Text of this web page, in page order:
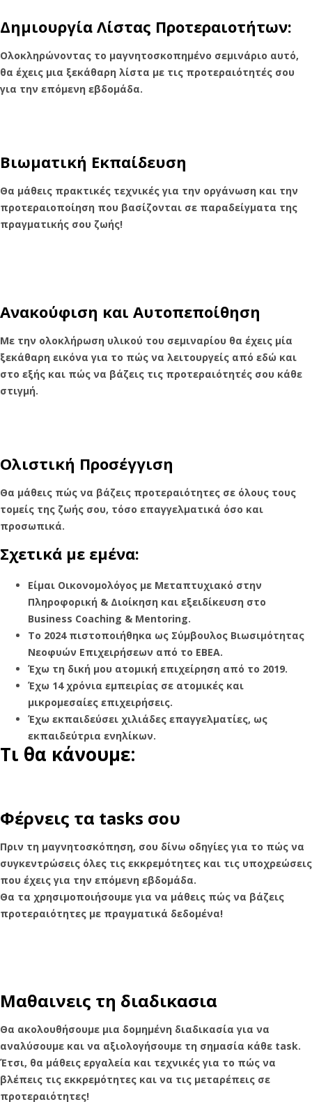
Δημιουργία Λίστας Προτεραιοτήτων:
Ολοκληρώνοντας το μαγνητοσκοπημένο σεμινάριο αυτό,
θα έχεις μια ξεκάθαρη λίστα με τις προτεραιότητές σου
για την επόμενη εβδομάδα.
Βιωματική Εκπαίδευση
Θα μάθεις πρακτικές τεχνικές για την οργάνωση και την
προτεραιοποίηση που βασίζονται σε παραδείγματα της
πραγματικής σου ζωής!
Ανακούφιση και Αυτοπεποίθηση
Με την ολοκλήρωση υλικού του σεμιναρίου θα έχεις μία
ξεκάθαρη εικόνα για το πώς να λειτουργείς από εδώ και
στο εξής και πώς να βάζεις τις προτεραιότητές σου κάθε
στιγμή.
Ολιστική Προσέγγιση
Θα μάθεις πώς να βάζεις προτεραιότητες σε όλους τους
τομείς της ζωής σου, τόσο επαγγελματικά όσο και
προσωπικά.
Σχετικά με εμένα:
Είμαι Οικονομολόγος με Μεταπτυχιακό στην
Πληροφορική & Διοίκηση και εξειδίκευση στο
Business Coaching & Mentoring.
To 2024 πιστοποιήθηκα ως Σύμβουλος Βιωσιμότητας
Νεοφυών Επιχειρήσεων από το ΕΒΕΑ.
Έχω τη δική μου ατομική επιχείρηση από το 2019.
Έχω 14 χρόνια εμπειρίας σε ατομικές και
μικρομεσαίες επιχειρήσεις.
Έχω εκπαιδεύσει χιλιάδες επαγγελματίες, ως
εκπαιδεύτρια ενηλίκων.
Τι θα κάνουμε:
Φέρνεις τα tasks σου
Πριν τη μαγνητοσκόπηση, σου δίνω οδηγίες για το πώς να
συγκεντρώσεις όλες τις εκκρεμότητες και τις υποχρεώσεις
που έχεις για την επόμενη εβδομάδα.
Θα τα χρησιμοποιήσουμε για να μάθεις πώς να βάζεις
προτεραιότητες με πραγματικά δεδομένα!
Μαθαινεις τη διαδικασια
Θα ακολουθήσουμε μια δομημένη διαδικασία για να
αναλύσουμε και να αξιολογήσουμε τη σημασία κάθε task.
Έτσι, θα μάθεις εργαλεία και τεχνικές για το πώς να
βλέπεις τις εκκρεμότητες και να τις μεταρέπεις σε
προτεραιότητες! ​